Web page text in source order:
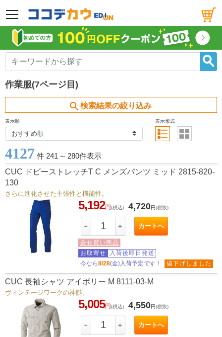
メニュー
作業服(7ページ目)
search 検索結果の絞り込み
表示順 表示形式
4127 件 241 ～ 280件表示
CUC ドビーストレッチT C メンズパンツ ミッド 2815-820-
130
さらに進化させた主張性と機能性。
5,192円(税込) 4,720円(税抜)
－ ＋ カートへ
合せ買い商品
お取寄せ
入荷後即日発送
今なら8/28(金)入荷予定です！ 値下げしました
CUC 長袖シャツ アイボリー M 8111-03-M
ヴィンテージワークの神髄。
5,005円(税込) 4,550円(税抜)
－ ＋ カートへ